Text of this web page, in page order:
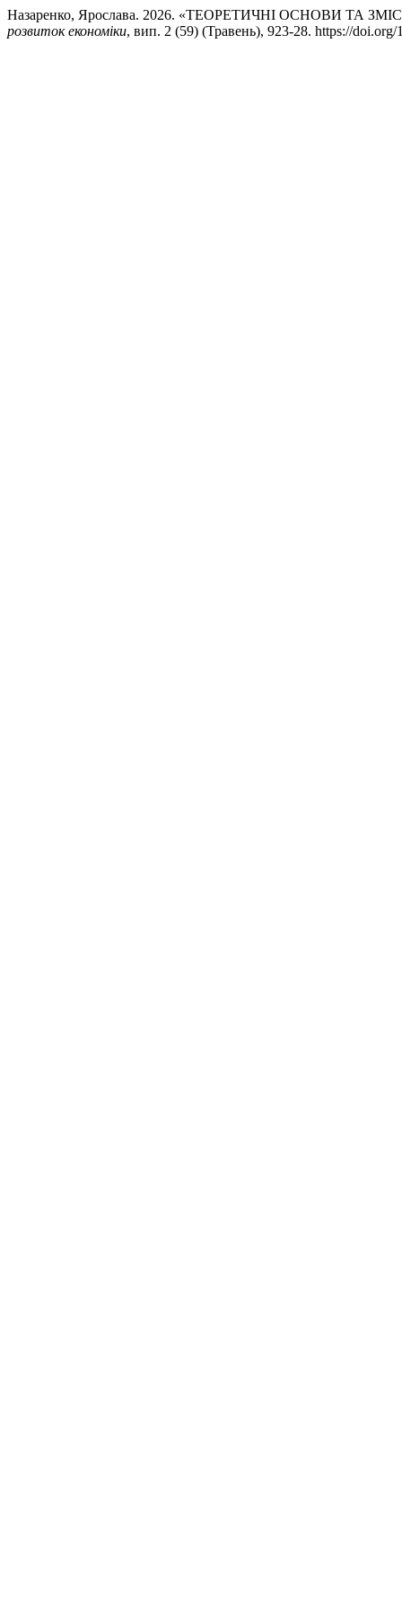
Назаренко, Ярослава. 2026. «ТЕОРЕТИЧНІ ОСНОВИ ТА
розвиток економіки, вип. 2 (59) (Травень), 923-28. https://